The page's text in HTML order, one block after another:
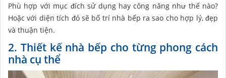
Phù hợp với mục đích sử dụng hay công năng như thế nào?
Hoặc với diện tích đó sẽ bố trí nhà bếp ra sao cho hợp lý, đẹp
và thuận tiện.
2. Thiết kế nhà bếp cho từng phong cách
nhà cụ thể